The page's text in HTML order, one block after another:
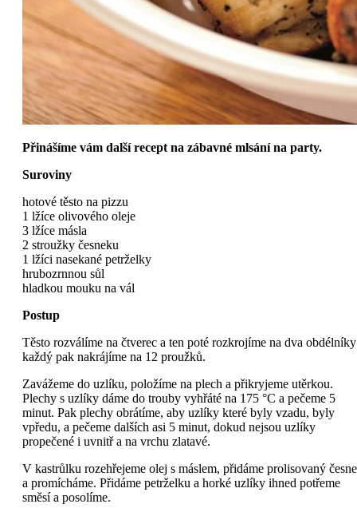
Přinášíme vám další recept na zábavné mlsání na party.
Suroviny
hotové těsto na pizzu
1 lžíce olivového oleje
3 lžíce másla
2 stroužky česneku
1 lžíci nasekané petrželky
hrubozrnnou sůl
hladkou mouku na vál
Postup
Těsto rozválíme na čtverec a ten poté rozkrojíme na dva
každý pak nakrájíme na 12 proužků.
Zavážeme do uzlíku, položíme na plech a přikryjeme utěrkou.
Plechy s uzlíky dáme do trouby vyhřáté na 175 °C a pečeme 5
minut. Pak plechy obrátíme, aby uzlíky které byly vzadu, byly
vpředu, a pečeme dalších asi 5 minut, dokud nejsou uzlíky
propečené i uvnitř a na vrchu zlatavé.
V kastrůlku rozehřejeme olej s máslem, přidáme prolisovaný
a promícháme. Přidáme petrželku a horké uzlíky ihned potřeme
směsí a posolíme.